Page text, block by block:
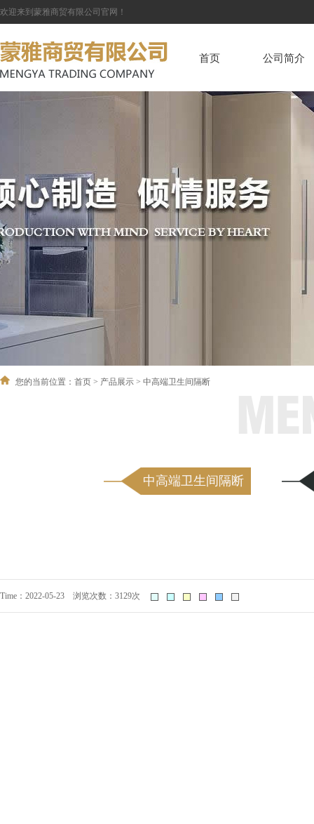
欢迎来到蒙雅商贸有限公司官网！
首页 公司简介
您的当前位置： 首页 > 产品展示 > 中高端卫生间隔断
中高端卫生间隔断
Time：2022-05-23 浏览次数：3129次